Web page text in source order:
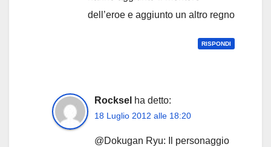
dell’eroe e aggiunto un altro regno
RISPONDI
Rocksel ha detto:
18 Luglio 2012 alle 18:20
@Dokugan Ryu: Il personaggio